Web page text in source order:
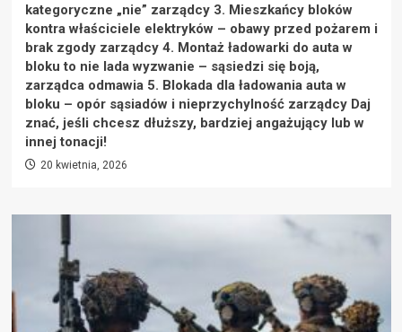
kategoryczne „nie” zarządcy 3. Mieszkańcy bloków
kontra właściciele elektryków – obawy przed pożarem i
brak zgody zarządcy 4. Montaż ładowarki do auta w
bloku to nie lada wyzwanie – sąsiedzi się boją,
zarządca odmawia 5. Blokada dla ładowania auta w
bloku – opór sąsiadów i nieprzychylność zarządcy Daj
znać, jeśli chcesz dłuższy, bardziej angażujący lub w
innej tonacji!
20 kwietnia, 2026